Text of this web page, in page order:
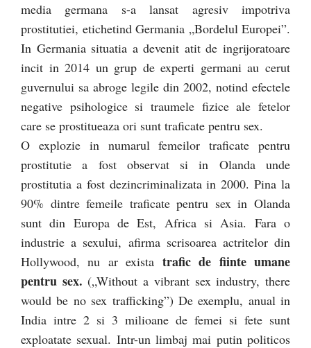
media germana s-a lansat agresiv impotriva
prostitutiei, etichetind Germania „Bordelul Europei”.
In Germania situatia a devenit atit de ingrijoratoare
incit in 2014 un grup de experti germani au cerut
guvernului sa abroge legile din 2002, notind efectele
negative psihologice si traumele fizice ale fetelor
care se prostitueaza ori sunt traficate pentru sex.
O explozie in numarul femeilor traficate pentru
prostitutie a fost observat si in Olanda unde
prostitutia a fost dezincriminalizata in 2000. Pina la
90% dintre femeile traficate pentru sex in Olanda
sunt din Europa de Est, Africa si Asia. Fara o
industrie a sexului, afirma scrisoarea actritelor din
Hollywood, nu ar exista trafic de fiinte umane
pentru sex. („Without a vibrant sex industry, there
would be no sex trafficking”) De exemplu, anual in
India intre 2 si 3 milioane de femei si fete sunt
exploatate sexual. Intr-un limbaj mai putin politicos